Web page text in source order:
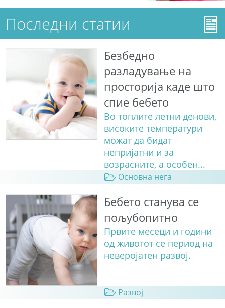
Последни статии
Безбедно
разладување на
просторија каде што
спие бебето
Во топлите летни денови,
високите температури
можат да бидат
непријатни и за
возрасните, а особен...
Основна нега
Бебето станува сe
пољубопитно
Првите месеци и години
од животот се период на
неверојатен развој.
Развој